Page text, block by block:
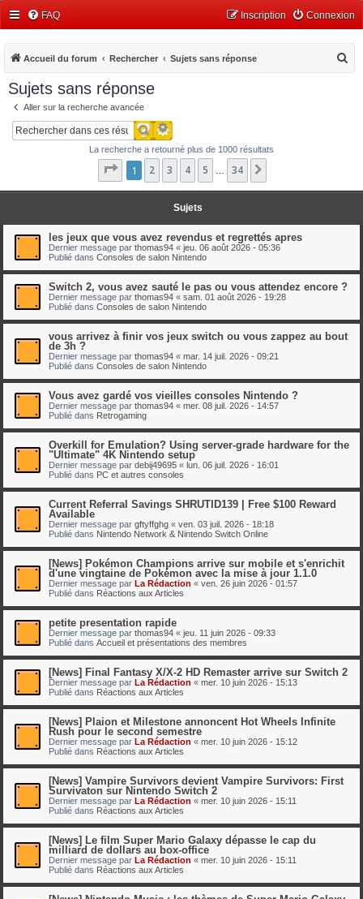
FAQ Connexion
Inscription
Accueil du forum Rechercher Sujets sans réponse
h
Sujets sans réponse
Aller sur la recherche avancée
Rechercher
Recherche avancée
La recherche a retourné plus de 1000 résultats
Page sur34
1 2 3 4 5 34
Sujets
les jeux que vous avez revendus et regrettés apres
Dernier message par thomas94 « jeu. 06 août 2026 - 05:36
Publié dans Consoles de salon Nintendo
Switch 2, vous avez sauté le pas ou vous attendez encore ?
Dernier message par thomas94 « sam. 01 août 2026 - 19:28
Publié dans Consoles de salon Nintendo
vous arrivez à finir vos jeux switch ou vous zappez au bout
de 3h ?
Dernier message par thomas94 « mar. 14 juil. 2026 - 09:21
Publié dans Consoles de salon Nintendo
Vous avez gardé vos vieilles consoles Nintendo ?
Dernier message par thomas94 « mer. 08 juil. 2026 - 14:57
Publié dans Retrogaming
Overkill for Emulation? Using server-grade hardware for the
"Ultimate" 4K Nintendo setup
Dernier message par debij49695 « lun. 06 juil. 2026 - 16:01
Publié dans PC et autres consoles
Current Referral Savings SHRUTID139 | Free $100 Reward
Available
Dernier message par gftyffghg « ven. 03 juil. 2026 - 18:18
Publié dans Nintendo Network & Nintendo Switch Online
[News] Pokémon Champions arrive sur mobile et s'enrichit
d'une vingtaine de Pokémon avec la mise à jour 1.1.0
Dernier message par La Rédaction « ven. 26 juin 2026 - 01:57
Publié dans Réactions aux Articles
petite presentation rapide
Dernier message par thomas94 « jeu. 11 juin 2026 - 09:33
Publié dans Accueil et présentations des membres
[News] Final Fantasy X/X-2 HD Remaster arrive sur Switch 2
Dernier message par La Rédaction « mer. 10 juin 2026 - 15:13
Publié dans Réactions aux Articles
[News] Plaion et Milestone annoncent Hot Wheels Infinite
Rush pour le second semestre
Dernier message par La Rédaction « mer. 10 juin 2026 - 15:12
Publié dans Réactions aux Articles
[News] Vampire Survivors devient Vampire Survivors: First
Survivaton sur Nintendo Switch 2
Dernier message par La Rédaction « mer. 10 juin 2026 - 15:11
Publié dans Réactions aux Articles
[News] Le film Super Mario Galaxy dépasse le cap du
milliard de dollars au box-office
Dernier message par La Rédaction « mer. 10 juin 2026 - 15:11
Publié dans Réactions aux Articles